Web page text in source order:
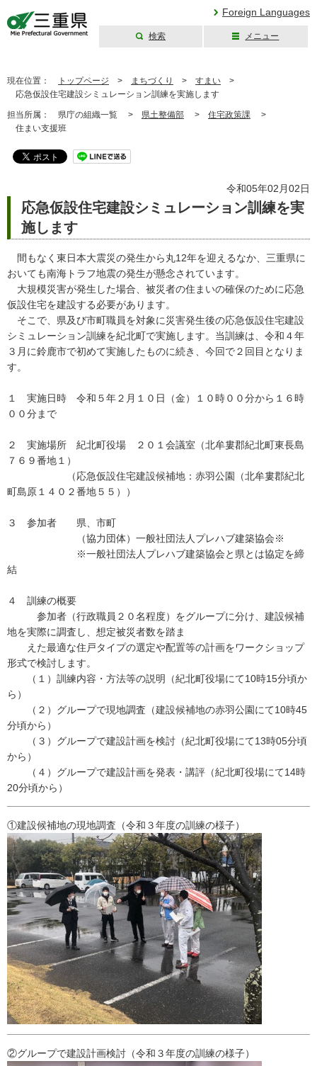
Foreign Languages
検索 メニュー
現在位置： トップページ > まちづくり > すまい >
応急仮設住宅建設シミュレーション訓練を実施します
担当所属： 県庁の組織一覧 > 県土整備部 > 住宅政策課 >
住まい支援班
令和05年02月02日
応急仮設住宅建設シミュレーション訓練を実
施します
間もなく東日本大震災の発生から丸12年を迎えるなか、三重県に
おいても南海トラフ地震の発生が懸念されています。
大規模災害が発生した場合、被災者の住まいの確保のために応急
仮設住宅を建設する必要があります。
そこで、県及び市町職員を対象に災害発生後の応急仮設住宅建設
シミュレーション訓練を紀北町で実施します。当訓練は、令和４年
３月に鈴鹿市で初めて実施したものに続き、今回で２回目となりま
す。
１ 実施日時 令和５年２月１０日（金）１０時００分から１６時
００分まで
２ 実施場所 紀北町役場 ２０１会議室（北牟婁郡紀北町東長島
７６９番地１）
（応急仮設住宅建設候補地：赤羽公園（北牟婁郡紀北
町島原１４０２番地５５））
３ 参加者 県、市町
（協力団体）一般社団法人プレハブ建築協会※
※一般社団法人プレハブ建築協会と県とは協定を締
結
４ 訓練の概要
参加者（行政職員２０名程度）をグループに分け、建設候補
地を実際に調査し、想定被災者数を踏ま
えた最適な住戸タイプの選定や配置等の計画をワークショップ
形式で検討します。
（１）訓練内容・方法等の説明（紀北町役場にて10時15分頃か
ら）
（２）グループで現地調査（建設候補地の赤羽公園にて10時45
分頃から）
（３）グループで建設計画を検討（紀北町役場にて13時05分頃
から）
（４）グループで建設計画を発表・講評（紀北町役場にて14時
20分頃から）
①建設候補地の現地調査（令和３年度の訓練の様子）
②グループで建設計画検討（令和３年度の訓練の様子）